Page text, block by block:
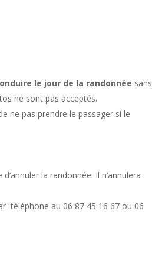
le jour de la randonnée sans
ne sont pas acceptés.
ne pas prendre le passager si le
la randonnée. Il n’annulera
téléphone au 06 87 45 16 67 ou 06